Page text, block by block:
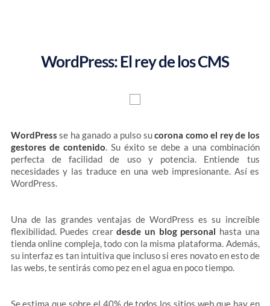
WordPress: El rey de los CMS
WordPress se ha ganado a pulso sucorona como el rey de los
gestores de contenido. Su éxito se debe a una combinación
perfecta de facilidad de uso y potencia. Entiende tus
necesidades y las traduce en una web impresionante. Así es
WordPress.
Una de las grandes ventajas de WordPress es su increíble
flexibilidad. Puedes creardesde un blog personal hasta una
tienda online compleja, todo con la misma plataforma. Además,
su interfaz es tan intuitiva que incluso si eres novato en esto de
las webs, te sentirás como pez en el agua en poco tiempo.
Se estima que sobre el 40% de todos los sitios web que hay en